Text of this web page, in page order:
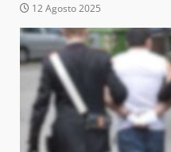
12 Agosto 2025